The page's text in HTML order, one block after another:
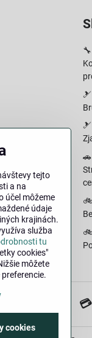
🔧
🎿
🎿
🚗
🚲
🚲
| 💳
tejto
a na
účel môžeme
údaje
krajinách.
služba
tu
cookies"
môžete
cookies